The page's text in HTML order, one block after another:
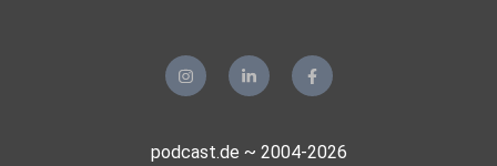
podcast.de ~ 2004-2026